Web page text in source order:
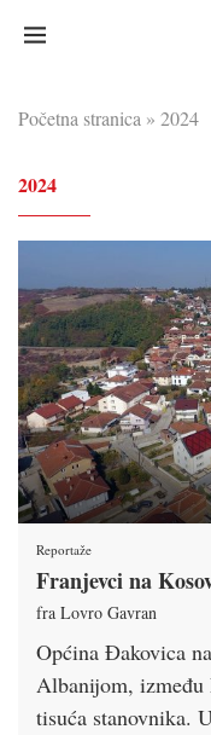
Početna stranica » 2024
2024
Reportaže
Franjevci na
fra Lovro Gavran
Općina Đakovica
Albanijom,
tisuća stanovnika.